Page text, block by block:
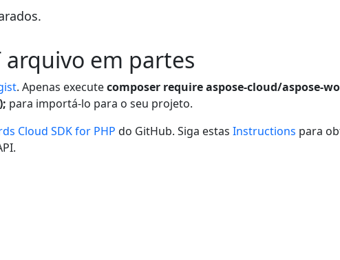
arquivo em partes
. Apenas executecomposer require aspose-cloud/aspose-
para importá-lo para o seu projeto.
Cloud SDK for PHP do GitHub. Siga estas Instructions para